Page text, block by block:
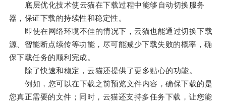
底层优化技术使云猫在下载过程中能够自动切换服务
器，保证下载的持续性和稳定性。
即使在网络环境不佳的情况下，云猫也能通过切换下载
源、智能断点续传等功能，尽可能减少下载失败的概率，确
保下载任务的顺利完成。
除了快速和稳定，云猫还提供了更多贴心的功能。
例如，您可以在下载之前预览文件内容，确保下载的是
您真正需要的文件；同时，云猫还支持多任务下载，让您能